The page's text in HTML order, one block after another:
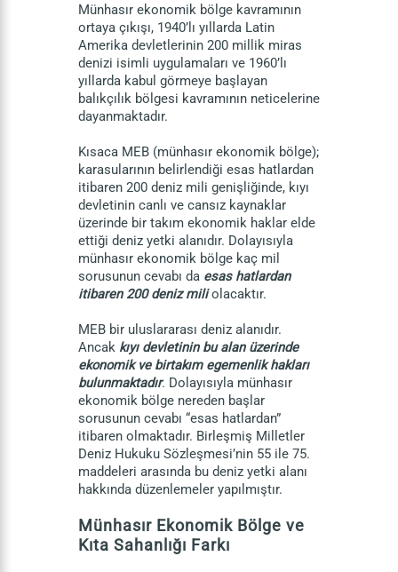
Münhasır ekonomik bölge kavramının
ortaya çıkışı, 1940’lı yıllarda Latin
Amerika devletlerinin 200 millik miras
denizi isimli uygulamaları ve 1960’lı
yıllarda kabul görmeye başlayan
balıkçılık bölgesi kavramının neticelerine
dayanmaktadır.
Kısaca MEB (münhasır ekonomik bölge);
karasularının belirlendiği esas hatlardan
itibaren 200 deniz mili genişliğinde, kıyı
devletinin canlı ve cansız kaynaklar
üzerinde bir takım ekonomik haklar elde
ettiği deniz yetki alanıdır. Dolayısıyla
münhasır ekonomik bölge kaç mil
sorusunun cevabı da esas hatlardan
itibaren 200 deniz miliolacaktır.
MEB bir uluslararası deniz alanıdır.
Ancak kıyı devletinin bu alan üzerinde
ekonomik ve birtakım egemenlik hakları
bulunmaktadır. Dolayısıyla münhasır
ekonomik bölge nereden başlar
sorusunun cevabı “esas hatlardan”
itibaren olmaktadır. Birleşmiş Milletler
Deniz Hukuku Sözleşmesi’nin 55 ile 75.
maddeleri arasında bu deniz yetki alanı
hakkında düzenlemeler yapılmıştır.
Münhasır Ekonomik Bölge ve
Kıta Sahanlığı Farkı